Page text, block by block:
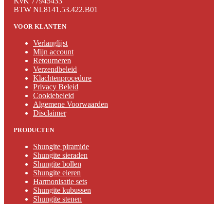
BTW NL8141.53.422.B01
VOOR KLANTEN
Verlanglijst
Mijn account
Retourneren
Verzendbeleid
Klachtenprocedure
Privacy Beleid
Cookiebeleid
Algemene Voorwaarden
Disclaimer
PRODUCTEN
Shungite piramide
Shungite sieraden
Shungite bollen
Shungite eieren
Harmonisatie sets
Shungite kubussen
Shungite stenen